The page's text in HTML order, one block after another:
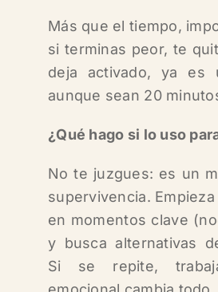
Más que el tiempo,
si terminas peor, te
deja activado, ya es
aunque sean 20
¿Qué hago si lo uso
No te juzgues: es un
supervivencia.
en momentos clave
y busca alternativas
Si se repite,